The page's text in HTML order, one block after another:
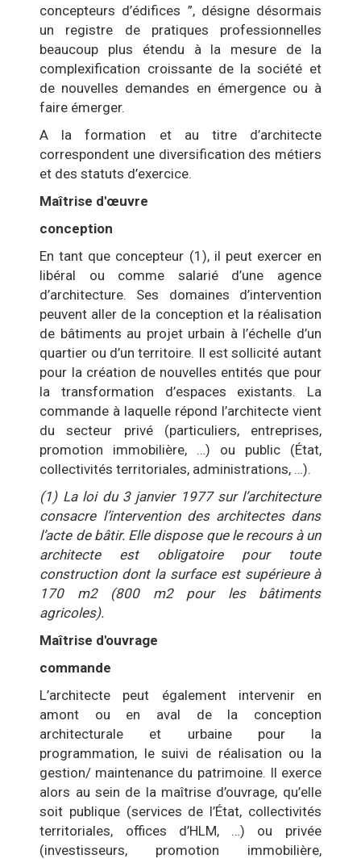
concepteurs d’édifices ”, désigne désormais
un registre de pratiques professionnelles
beaucoup plus étendu à la mesure de la
complexification croissante de la société et
de nouvelles demandes en émergence ou à
faire émerger.
A la formation et au titre d’architecte
correspondent une diversification des métiers
et des statuts d’exercice.
Maîtrise d'œuvre
conception
En tant que concepteur (1), il peut exercer en
libéral ou comme salarié d’une agence
d’architecture. Ses domaines d’intervention
peuvent aller de la conception et la réalisation
de bâtiments au projet urbain à l’échelle d’un
quartier ou d’un territoire. Il est sollicité autant
pour la création de nouvelles entités que pour
la transformation d’espaces existants. La
commande à laquelle répond l’architecte vient
du secteur privé (particuliers, entreprises,
promotion immobilière, …) ou public (État,
collectivités territoriales, administrations, …).
(1) La loi du 3 janvier 1977 sur l’architecture
consacre l’intervention des architectes dans
l’acte de bâtir. Elle dispose que le recours à un
architecte est obligatoire pour toute
construction dont la surface est supérieure à
170 m2 (800 m2 pour les bâtiments
agricoles).
Maîtrise d'ouvrage
commande
L’architecte peut également intervenir en
amont ou en aval de la conception
architecturale et urbaine pour la
programmation, le suivi de réalisation ou la
gestion/ maintenance du patrimoine. Il exerce
alors au sein de la maîtrise d’ouvrage, qu’elle
soit publique (services de l’État, collectivités
territoriales, offices d’HLM, …) ou privée
(investisseurs, promotion immobilière,